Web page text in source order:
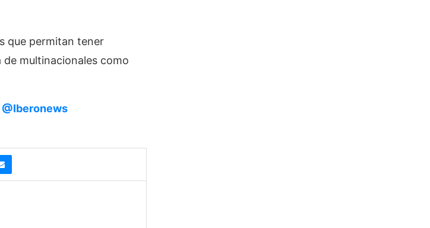
que permitan tener
multinacionales como
@Iberonews